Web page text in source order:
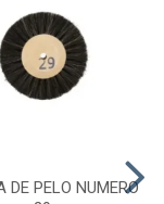
DE PELO NUMERO